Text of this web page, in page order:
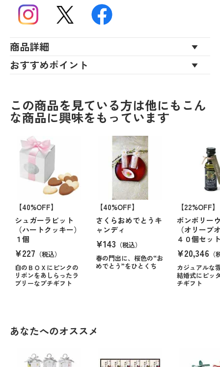
商品詳細
おすすめポイント
この商品を見ている方は他にもこん
な商品に興味をもっています
【40%OFF】
シュガーラビット
（ハートクッキー）
１個
¥227 （税込）
白のＢＯＸにピンクの
リボンをあしらったラ
ブリーなプチギフト
【40%OFF】
さくらおめでとうキ
ャンディ
¥143 （税込）
春の門出に、桜色の“お
めでとう”をひとくち
【22%OFF】
ボンボリー
（オリーブ
４０個セッ
¥20,346
カジュアルな
結婚式にピッ
チギフト
あなたへのオススメ